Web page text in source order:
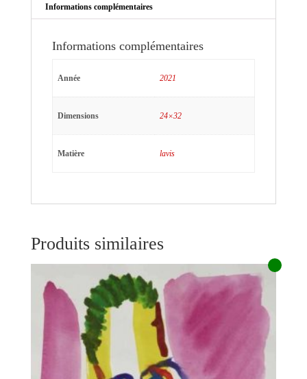
Informations complémentaires
Informations complémentaires
Année 2021
Dimensions 24×32
Matière lavis
Produits similaires